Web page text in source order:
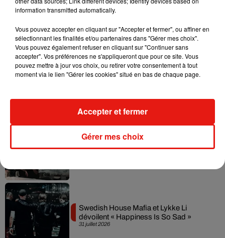
Angèle et Amélie Lens dévoilent leur
collaboration tant attendue
Il y a 10 ans, DJ Snake changeait de
Fred again.. et Latin Mafia dévoilent enfin
leur mixtape créée en...
31 juillet 2026
Swedish House Mafia et Lykke Li
dévoilent « Happiness Is So Sad »
information transmitted automatically.
Vous pouvez accepter en cliquant sur "Accepter et fermer", ou affiner en
sélectionnant les finalités et/ou partenaires dans "Gérer mes choix".
Vous pouvez également refuser en cliquant sur "Continuer sans
accepter". Vos préférences ne s'appliqueront que pour ce site. Vous
pouvez mettre à jour vos choix, ou retirer votre consentement à tout
moment via le lien "Gérer les cookies" situé en bas de chaque page.
Gérer mes choix
Accepter et fermer